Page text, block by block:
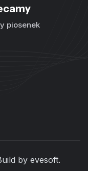
piosenek
by evesoft.